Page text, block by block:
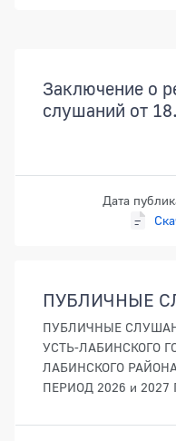
Заключение о
слушаний от
Дата
ПУБЛИЧНЫЕ
ПУБЛИЧНЫЕ
УСТЬ-ЛАБИНСКОГО
ЛАБИНСКОГО
ПЕРИОД 2026 и 2027